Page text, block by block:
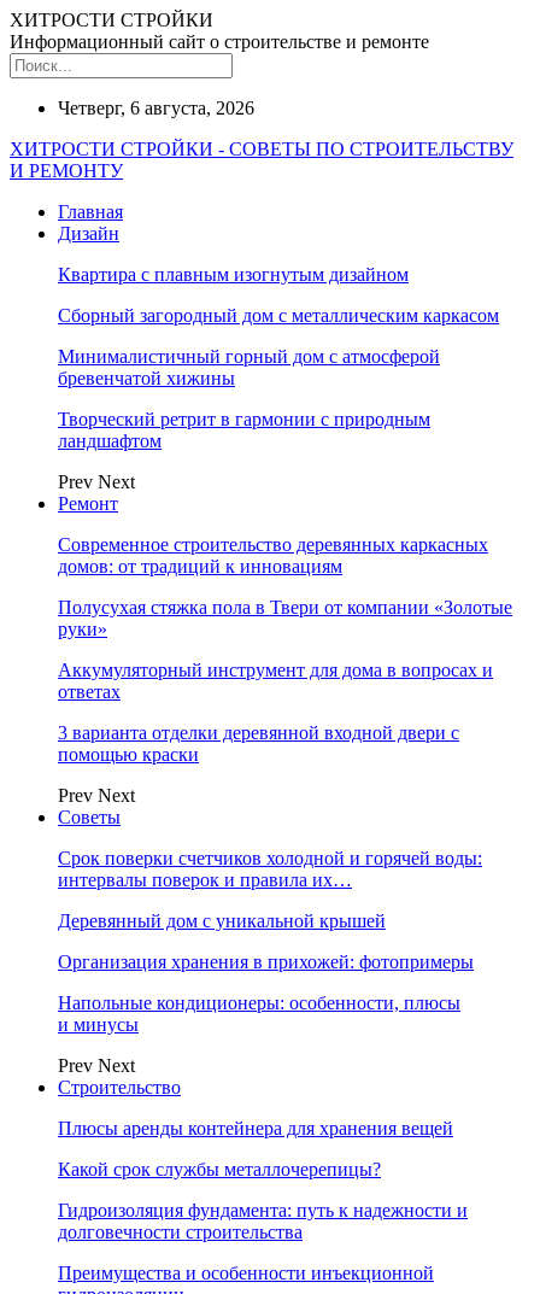
ХИТРОСТИ СТРОЙКИ
Информационный сайт о строительстве и ремонте
Четверг, 6 августа, 2026
ХИТРОСТИ СТРОЙКИ - СОВЕТЫ ПО СТРОИТЕЛЬСТВУ
И РЕМОНТУ
Главная
Дизайн
Квартира с плавным изогнутым дизайном
Сборный загородный дом с металлическим каркасом
Минималистичный горный дом с атмосферой
бревенчатой хижины
Творческий ретрит в гармонии с природным
ландшафтом
Prev Next
Ремонт
Современное строительство деревянных каркасных
домов: от традиций к инновациям
Полусухая стяжка пола в Твери от компании «Золотые
руки»
Аккумуляторный инструмент для дома в вопросах и
ответах
3 варианта отделки деревянной входной двери с
помощью краски
Prev Next
Советы
Срок поверки счетчиков холодной и горячей воды:
интервалы поверок и правила их…
Деревянный дом с уникальной крышей
Организация хранения в прихожей: фотопримеры
Напольные кондиционеры: особенности, плюсы
и минусы
Prev Next
Строительство
Плюсы аренды контейнера для хранения вещей
Какой срок службы металлочерепицы?
Гидроизоляция фундамента: путь к надежности и
долговечности строительства
Преимущества и особенности инъекционной